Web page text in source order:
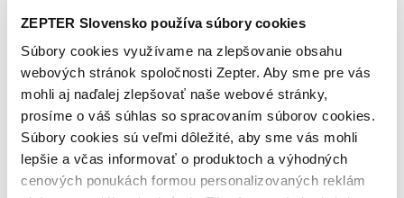
ZEPTER Slovensko používa súbory cookies
Súbory cookies využívame na zlepšovanie obsahu
webových stránok spoločnosti Zepter. Aby sme pre vás
mohli aj naďalej zlepšovať naše webové stránky,
prosíme o váš súhlas so spracovaním súborov cookies.
Súbory cookies sú veľmi dôležité, aby sme vás mohli
lepšie a včas informovať o produktoch a výhodných
cenových ponukách formou personalizovaných reklám